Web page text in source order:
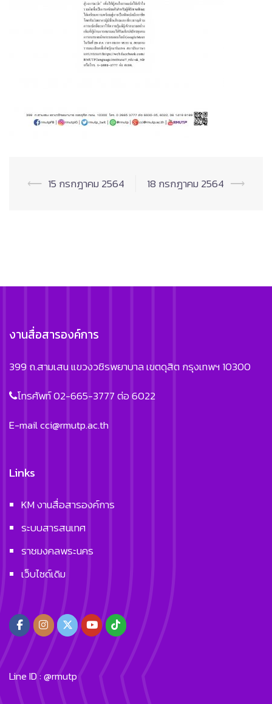
Post
⟵ 15 กรกฎาคม 2564 18 กรกฎาคม 2564 ⟶
งานสื่อสารองค์การ
399 ถ.สามเสน แขวงวชิรพยาบาล เขตดุสิต กรุงเทพฯ 10300
โทรศัพท์ 02-665-3777 ต่อ 6022
E-mailcci@rmutp.ac.th
Links
KM งานสื่อสารองค์การ
ระบบสารสนเทศ
ราชมงคลพระนคร
เว็บไซด์เดิม
Line ID : @rmutp